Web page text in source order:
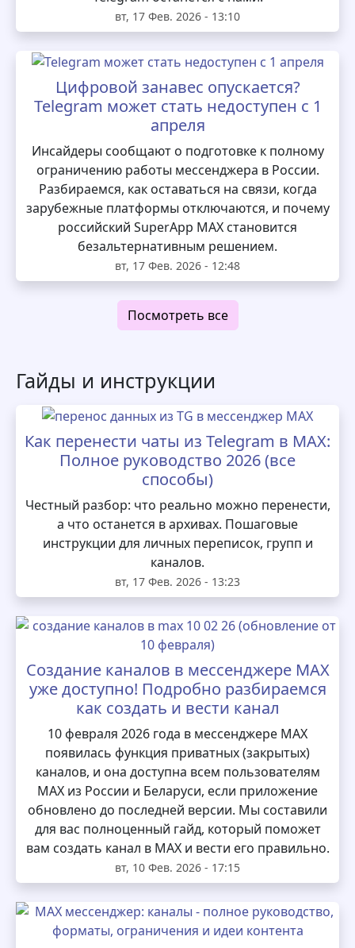
вт, 17 Фев. 2026 - 13:10
Цифровой занавес опускается?
Telegram может стать недоступен с 1
апреля
Инсайдеры сообщают о подготовке к полному
ограничению работы мессенджера в России.
Разбираемся, как оставаться на связи, когда
зарубежные платформы отключаются, и почему
российский SuperApp MAX становится
безальтернативным решением.
вт, 17 Фев. 2026 - 12:48
Посмотреть все
Гайды и инструкции
Как перенести чаты из Telegram в MAX:
Полное руководство 2026 (все
способы)
Честный разбор: что реально можно перенести,
а что останется в архивах. Пошаговые
инструкции для личных переписок, групп и
каналов.
вт, 17 Фев. 2026 - 13:23
Создание каналов в мессенджере MAX
уже доступно! Подробно разбираемся
как создать и вести канал
10 февраля 2026 года в мессенджере MAX
появилась функция приватных (закрытых)
каналов, и она доступна всем пользователям
MAX из России и Беларуси, если приложение
обновлено до последней версии. Мы составили
для вас полноценный гайд, который поможет
вам создать канал в MAX и вести его правильно.
вт, 10 Фев. 2026 - 17:15